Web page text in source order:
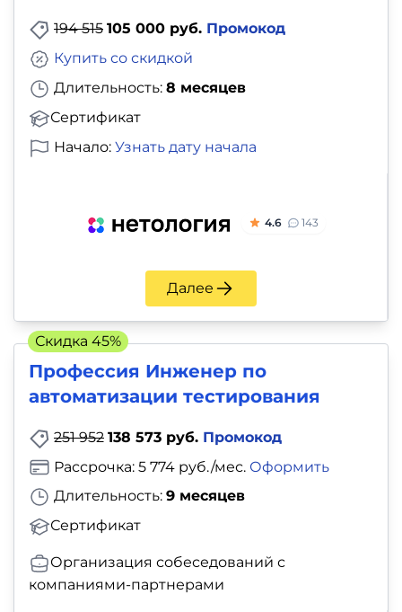
194 515 105 000 руб. Промокод
Длительность: 8 месяцев
Сертификат
Купить со скидкой
Начало: Узнать дату начала
4.6 143
Далее
Профессия Инженер по
автоматизации тестирования
251 952 138 573 руб. Промокод
Длительность: 9 месяцев
Сертификат
Рассрочка: 5 774 руб./мес. Оформить
Организация собеседований с
компаниями-партнерами
Скидка 45%